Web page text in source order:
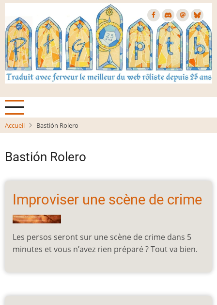
Aller
contenu
principal
Accueil Bastión Rolero
Bastión Rolero
Improviser une scène de crime
Les persos seront sur une scène de crime dans 5
minutes et vous n’avez rien préparé ? Tout va bien.